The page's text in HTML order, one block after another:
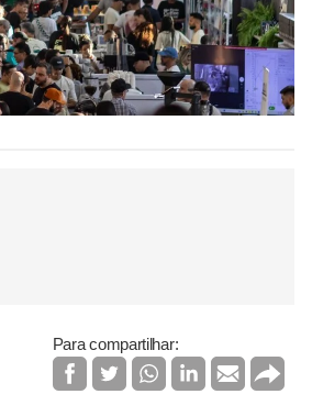
Para compartilhar: